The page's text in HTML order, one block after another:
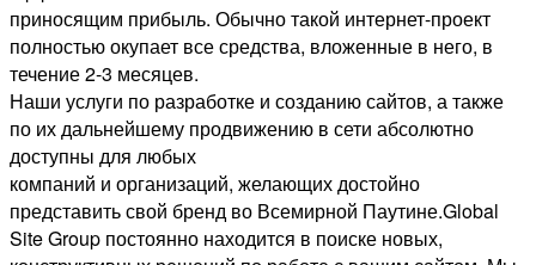
приносящим прибыль. Обычно такой интернет-проект
полностью окупает все средства, вложенные в него, в
течение 2-3 месяцев.
Наши услуги по разработке и созданию сайтов, а также
по их дальнейшему продвижению в сети абсолютно
доступны для любых
компаний и организаций, желающих достойно
представить свой бренд во Всемирной Паутине.Global
Site Group постоянно находится в поиске новых,